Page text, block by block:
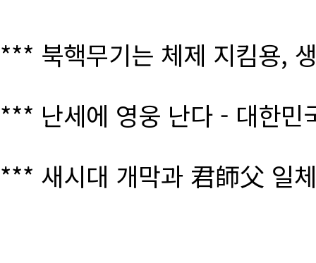
*** 북핵무기는 체제 지킴용,
*** 난세에 영웅 난다 - 대한
*** 새시대 개막과 君師父 일